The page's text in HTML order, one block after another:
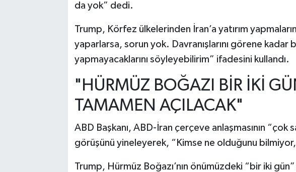
da yok” dedi.
Trump, Körfez ülkelerinden İran’a yatırım
yaparlarsa, sorun yok. Davranışlarını görene kadar
yapmayacaklarını söyleyebilirim” ifadesini kullandı.
"HÜRMÜZ BOĞAZI BİR İKİ
TAMAMEN AÇILACAK"
ABD Başkanı, ABD-İran çerçeve anlaşmasının
görüşünü yineleyerek, “Kimse ne olduğunu
Trump, Hürmüz Boğazı’nın önümüzdeki “bir iki